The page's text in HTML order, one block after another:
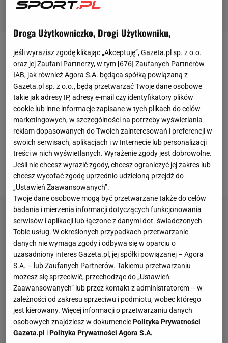
Pozyskanie nowego bramkarza było
najważniejszym zimowym priorytetem
transferowym Widzewa Łódź. Wszystko dlatego, że
łódzki klub zdecydował się sprzedać jednego z
najlepszych golkiperówekstraklasy- Słowaka
Henricha Ravasa, który przeszedł do
amerykańskiego New England Revolution. Klub z
Major League Soccer ma zapłacić za niego 1,2
miliona euro plus procent od przyszłegotransferu
Droga Użytkowniczko, Drogi Użytkowniku,
jeśli wyrazisz zgodę klikając „Akceptuję”, Gazeta.pl sp. z o.o.
oraz jej Zaufani Partnerzy, w tym [676] Zaufanych Partnerów
IAB, jak również Agora S.A. będąca spółką powiązaną z
Gazeta.pl sp. z o.o., będą przetwarzać Twoje dane osobowe
takie jak adresy IP, adresy e-mail czy identyfikatory plików
cookie lub inne informacje zapisane w tych plikach do celów
marketingowych, w szczególności na potrzeby wyświetlania
reklam dopasowanych do Twoich zainteresowań i preferencji w
swoich serwisach, aplikacjach i w Internecie lub personalizacji
treści w nich wyświetlanych. Wyrażenie zgody jest dobrowolne.
Jeśli nie chcesz wyrazić zgody, chcesz ograniczyć jej zakres lub
chcesz wycofać zgodę uprzednio udzieloną przejdź do
„Ustawień Zaawansowanych”.
Twoje dane osobowe mogą być przetwarzane także do celów
badania i mierzenia informacji dotyczących funkcjonowania
serwisów i aplikacji lub łączone z danymi dot. świadczonych
Tobie usług. W określonych przypadkach przetwarzanie
danych nie wymaga zgody i odbywa się w oparciu o
uzasadniony interes Gazeta.pl, jej spółki powiązanej – Agora
S.A. – lub Zaufanych Partnerów. Takiemu przetwarzaniu
możesz się sprzeciwić, przechodząc do „Ustawień
Zaawansowanych” lub przez kontakt z administratorem – w
zależności od zakresu sprzeciwu i podmiotu, wobec którego
jest kierowany. Więcej informacji o przetwarzaniu danych
osobowych znajdziesz w dokumenciePolityka Prywatności
Gazeta.pl iPolityka Prywatności Agora S.A.